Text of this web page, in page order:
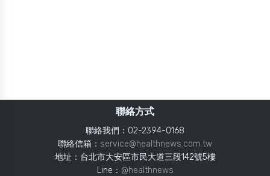
聯絡方式
聯絡我們：02-2394-0168
聯絡信箱： service@healthnews.com.tw
地址：台北市大安區市民大道三段142號5樓
Line： @healthnews